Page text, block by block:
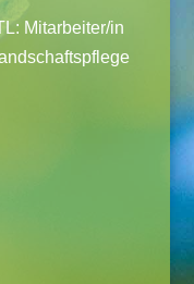
Mitarbeiter/in